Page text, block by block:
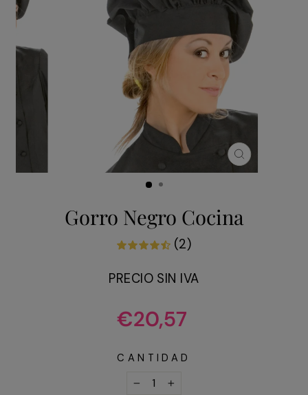
CERRAR
(ESC)
Gorro Negro Cocina
(2)
PRECIO SIN IVA
Precio
habitual
€20,57
CANTIDAD